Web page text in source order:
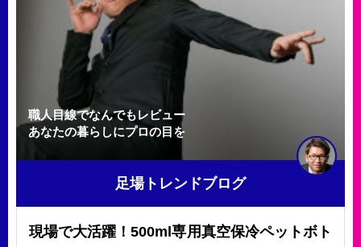
職人目線でなんでもレビュー
あなたの暮らしにプロの目を
足場トレンドブログ
現場で大活躍！500ml専用真空保冷ペットボト